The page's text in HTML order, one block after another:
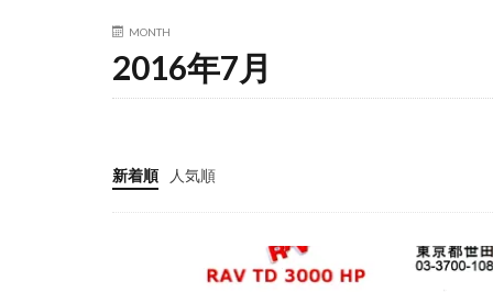
MONTH
2016年7月
新着順 人気順